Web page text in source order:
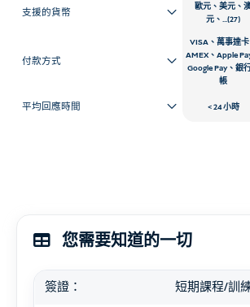
支援的貨幣
歐元、美元、
元、...(27)
付款方式
VISA、萬事達卡
AMEX、Apple
Google Pay、銀
帳
平均回應時間 24 小時
您需要知道的一切
簽證： 短期課程/訓